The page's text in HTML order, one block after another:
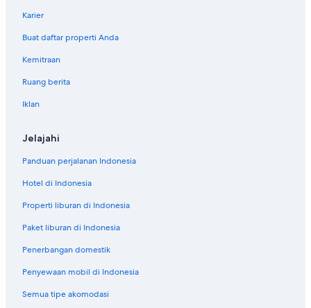
Karier
Buat daftar properti Anda
Kemitraan
Ruang berita
Iklan
Jelajahi
Panduan perjalanan Indonesia
Hotel di Indonesia
Properti liburan di Indonesia
Paket liburan di Indonesia
Penerbangan domestik
Penyewaan mobil di Indonesia
Semua tipe akomodasi